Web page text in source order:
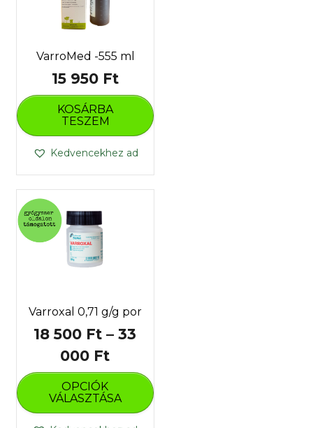
VarroMed -555 ml
15 950 Ft
KOSÁRBA
TESZEM
Kedvencekhez ad
Varroxal 0,71 g/g por
18 500 Ft – 33
000 FtÁrtartomány:
18
500 Ft
OPCIÓK
VÁLASZTÁSA
a
terméknek